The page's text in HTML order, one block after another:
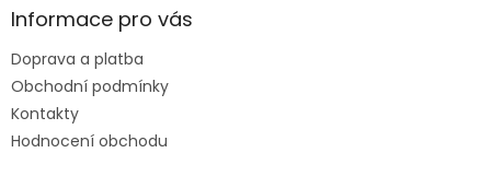
Informace pro vás
Doprava a platba
Obchodní podmínky
Kontakty
Hodnocení obchodu